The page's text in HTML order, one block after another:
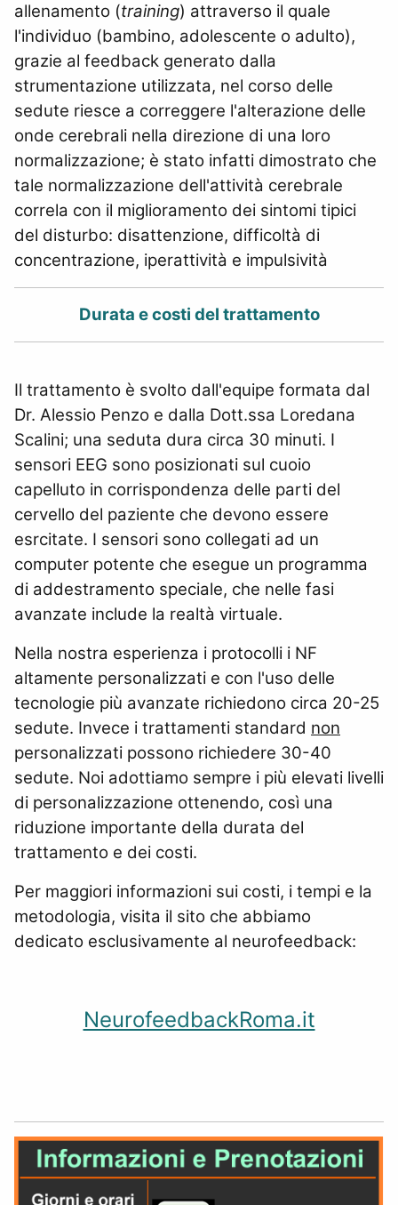
allenamento (training) attraverso il quale
l'individuo (bambino, adolescente o adulto),
grazie al feedback generato dalla
strumentazione utilizzata, nel corso delle
sedute riesce a correggere l'alterazione delle
onde cerebrali nella direzione di una loro
normalizzazione; è stato infatti dimostrato che
tale normalizzazione dell'attività cerebrale
correla con il miglioramento dei sintomi tipici
del disturbo: disattenzione, difficoltà di
concentrazione, iperattività e impulsività
Durata e costi del trattamento
Il trattamento è svolto dall'equipe formata dal
Dr. Alessio Penzo e dalla Dott.ssa Loredana
Scalini; una seduta dura circa 30 minuti. I
sensori EEG sono posizionati sul cuoio
capelluto in corrispondenza delle parti del
cervello del paziente che devono essere
esrcitate. I sensori sono collegati ad un
computer potente che esegue un programma
di addestramento speciale, che nelle fasi
avanzate include la realtà virtuale.
Nella nostra esperienza i protocolli i NF
altamente personalizzati e con l'uso delle
tecnologie più avanzate richiedono circa 20-25
sedute. Invece i trattamenti standard non
personalizzati possono richiedere 30-40
sedute. Noi adottiamo sempre i più elevati livelli
di personalizzazione ottenendo, così una
riduzione importante della durata del
trattamento e dei costi.
Per maggiori informazioni sui costi, i tempi e la
metodologia, visita il sito che abbiamo
dedicato esclusivamente al neurofeedback:
NeurofeedbackRoma.it